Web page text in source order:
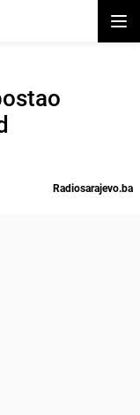
Radiosarajevo.ba